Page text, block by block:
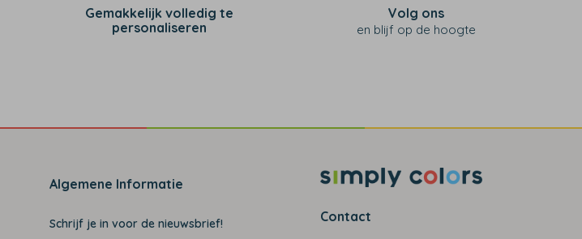
Gemakkelijk volledig te
personaliseren
Volg ons
en blijf op de hoogte
Algemene Informatie
Schrijf je in voor de nieuwsbrief!
Contact